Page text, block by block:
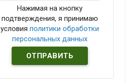
Нажимая на кнопку
подтверждения, я принимаю
условияполитики обработки
персональных данных